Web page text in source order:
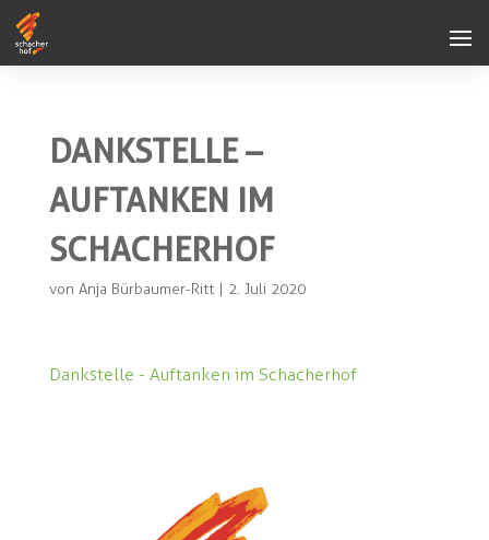
DANKSTELLE –
AUFTANKEN IM
SCHACHERHOF
von Anja Bürbaumer-Ritt| 2. Juli 2020
Dankstelle - Auftanken im Schacherhof